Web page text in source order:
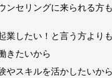
ンセリングに来られる方
業したい！と言う方よりも
きたいから
やスキルを活かしたいから